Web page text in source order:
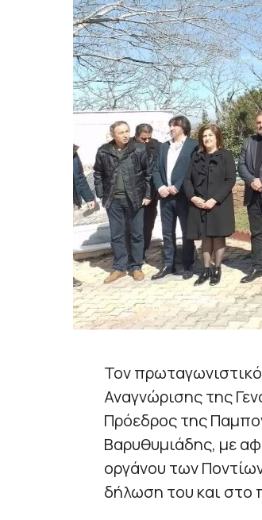
Τον
Αναγνώρισης της
Πρόεδρος της
Βαρυθυμιάδης, με
οργάνου των
δήλωση του και στο